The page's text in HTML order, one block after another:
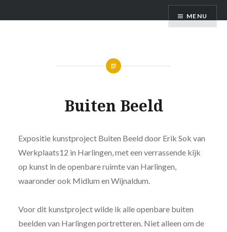
de Stichting Creator MENU
Buiten Beeld
Expositie kunstproject Buiten Beeld door Erik Sok van
Werkplaats12 in Harlingen, met een verrassende kijk
op kunst in de openbare ruimte van Harlingen,
waaronder ook Midlum en Wijnaldum.
Voor dit kunstproject wilde ik alle openbare buiten
beelden van Harlingen portretteren. Niet alleen om de